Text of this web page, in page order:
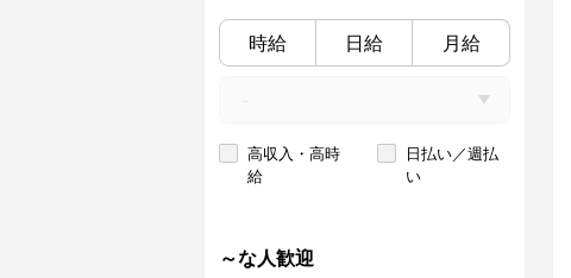
時給 日給 月給
高収入・高時
給
日払い／週払
い
～な人歓迎